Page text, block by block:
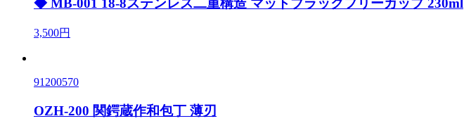
◆ MB-001 18-8ステンレス二重構造 マットブラックフリーカップ 230ml
3,500円
91200570
OZH-200 関鍔蔵作和包丁 薄刃